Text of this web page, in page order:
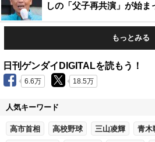
しの「父子再共演」が始ま
もっとみる
日刊ゲンダイDIGITALを読もう！
6.6万 18.5万
人気キーワード
高市首相 高校野球 三山凌輝 青木